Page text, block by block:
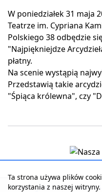
W poniedziałek 31 maja
Teatrze im. Cypriana
Polskiego 38 odbędzie
"Najpiękniejdze
płatny.
Na scenie wystąpią
Przedstawią takie
"Śpiąca królewna", czy
Strona główna | Kontakt z
Ta strona używa plików
korzystania z naszej